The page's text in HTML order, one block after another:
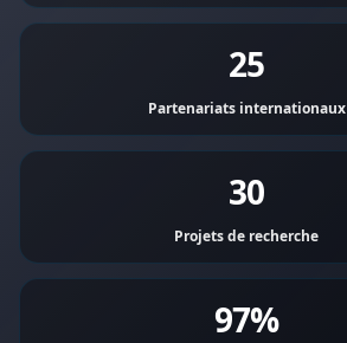
25
Partenariats internationaux
30
Projets de recherche
97%